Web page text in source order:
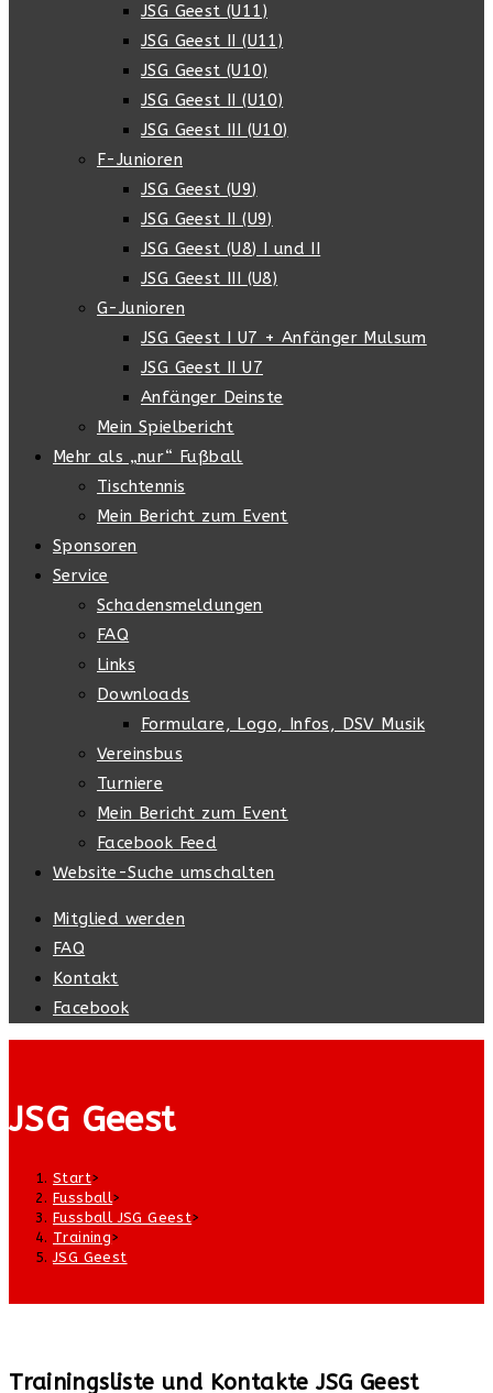
JSG Geest (U11)
JSG Geest II (U11)
JSG Geest (U10)
JSG Geest II (U10)
JSG Geest III (U10)
F-Junioren
JSG Geest (U9)
JSG Geest II (U9)
JSG Geest (U8) I und II
JSG Geest III (U8)
G-Junioren
JSG Geest I U7 + Anfänger Mulsum
JSG Geest II U7
Anfänger Deinste
Mein Spielbericht
Mehr als „nur“ Fußball
Tischtennis
Mein Bericht zum Event
Sponsoren
Service
Schadensmeldungen
FAQ
Links
Downloads
Formulare, Logo, Infos, DSV Musik
Vereinsbus
Turniere
Mein Bericht zum Event
Facebook Feed
Website-Suche umschalten
Mitglied werden
FAQ
Kontakt
Facebook
JSG Geest
Start>
Fussball>
Fussball JSG Geest>
Training>
JSG Geest
Trainingsliste und Kontakte JSG Geest